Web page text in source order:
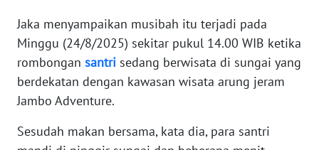
Jaka menyampaikan musibah itu terjadi pada
Minggu (24/8/2025) sekitar pukul 14.00 WIB ketika
rombongan santri sedang berwisata di sungai yang
berdekatan dengan kawasan wisata arung jeram
Jambo Adventure.
Sesudah makan bersama, kata dia, para santri
Regional
WN
SUMUT
WN
JAKARTA